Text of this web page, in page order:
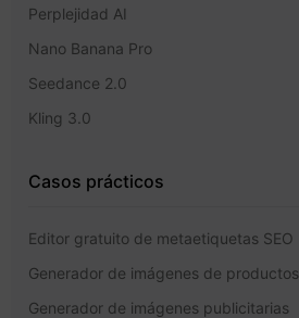
Perplejidad AI
Nano Banana Pro
Seedance 2.0
Kling 3.0
Casos prácticos
Editor gratuito de metaetiquetas SEO
Generador de imágenes de productos
Generador de imágenes publicitarias